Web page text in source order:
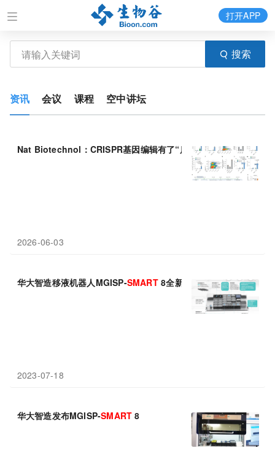
搜索
打开APP
资讯 会议 课程 空中讲坛
Nat Biotechnol：CRISPR基因编辑有了“质检员”，新平台
2026-06-03
华大智造移液机器人MGISP-SMART8全新升级，开启建库自由新
2023-07-18
华大智造发布MGISP-SMART 8